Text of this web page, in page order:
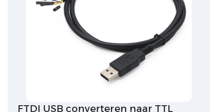
FTDI USB converteren naar TTL